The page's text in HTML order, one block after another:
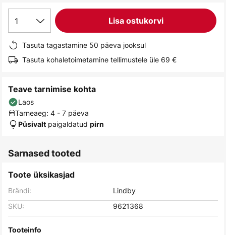
gallery
1 Lisa ostukorvi
Tasuta tagastamine 50 päeva jooksul
Tasuta kohaletoimetamine tellimustele üle 69 €
Teave tarnimise kohta
Laos
Tarneaeg: 4 - 7 päeva
Püsivalt paigaldatud pirn
Sarnased tooted
Toote üksikasjad
Brändi:
Lindby
SKU:
9621368
Tooteinfo